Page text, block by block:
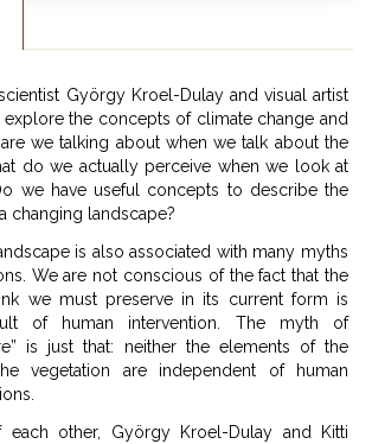
György Kroel-Dulay and visual artist
explore the concepts of climate change and
we talking about when we talk about the
do we actually perceive when we look at
we have useful concepts to describe the
changing landscape?
is also associated with many myths
We are not conscious of the fact that the
we must preserve in its current form is
of human intervention. The myth of
is just that: neither the elements of the
vegetation are independent of human
each other, György Kroel-Dulay and Kitti